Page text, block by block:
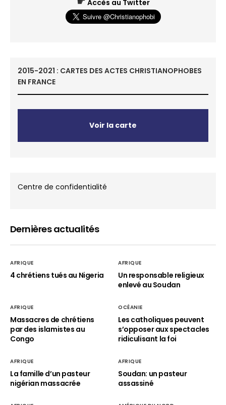
Accès au Twitter
2015-2021 : CARTES DES ACTES CHRISTIANOPHOBES
EN FRANCE
Voir la carte
Centre de confidentialité
Dernières actualités
AFRIQUE
4 chrétiens tués au Nigeria
AFRIQUE
Un responsable religieux
enlevé au Soudan
AFRIQUE
Massacres de chrétiens
par des islamistes au
Congo
OCÉANIE
Les catholiques peuvent
s’opposer aux spectacles
ridiculisant la foi
AFRIQUE
La famille d’un pasteur
nigérian massacrée
AFRIQUE
Soudan: un pasteur
assassiné